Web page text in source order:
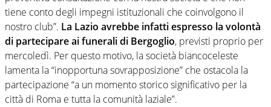
tiene conto degli impegni istituzionali che coinvolgono il
nostro club”. La Lazio avrebbe infatti espresso la volontà
di partecipare ai funerali di Bergoglio, previsti proprio per
mercoledì. Per questo motivo, la società biancoceleste
lamenta la “inopportuna sovrapposizione” che ostacola la
partecipazione “a un momento storico significativo per la
città di Roma e tutta la comunità laziale”.